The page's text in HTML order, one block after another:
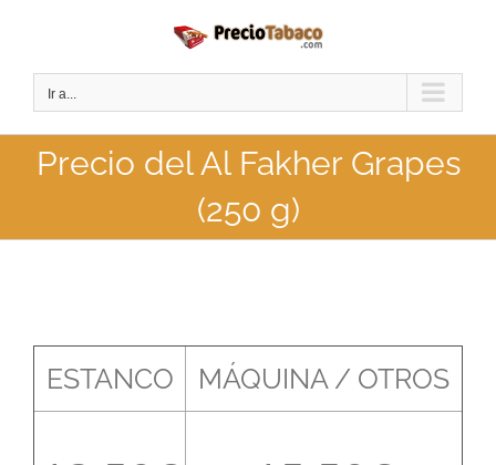
contenido
Ir a...
Precio del Al Fakher Grapes
(250 g)
ESTANCO MÁQUINA / OTROS